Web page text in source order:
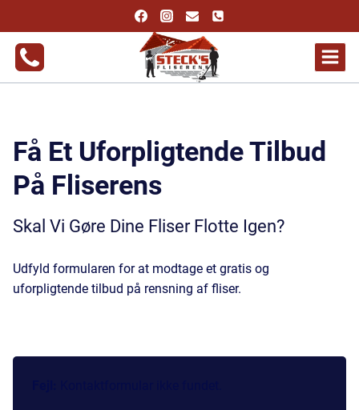
til
indhold
Få Et Uforpligtende Tilbud
På Fliserens
Skal Vi Gøre Dine Fliser Flotte Igen?
Udfyld formularen for at modtage et gratis og
uforpligtende tilbud på rensning af fliser.